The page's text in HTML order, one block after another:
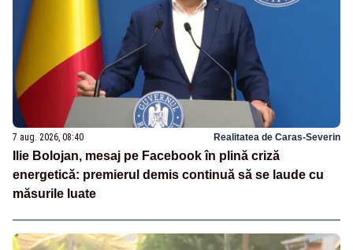
7 aug. 2026, 08:40 Realitatea de Caras-Severin
Ilie Bolojan, mesaj pe Facebook în plină criză
energetică: premierul demis continuă să se laude cu
măsurile luate